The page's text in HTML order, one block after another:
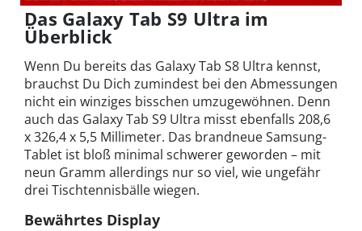
Das Galaxy Tab S9 Ultra im
Überblick
Wenn Du bereits das Galaxy Tab S8 Ultra kennst,
brauchst Du Dich zumindest bei den Abmessungen
nicht ein winziges bisschen umzugewöhnen. Denn
auch das Galaxy Tab S9 Ultra misst ebenfalls 208,6
x 326,4 x 5,5 Millimeter. Das brandneue Samsung-
Tablet ist bloß minimal schwerer geworden – mit
neun Gramm allerdings nur so viel, wie ungefähr
drei Tischtennisbälle wiegen.
Bewährtes Display